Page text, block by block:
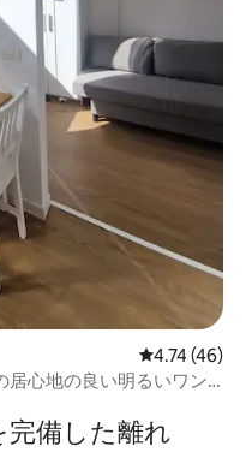
レビュー46
4.74 (46)
心地の良い明るいワン
完備した離れ